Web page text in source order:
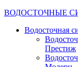
ВОДОСТОЧНЫЕ
Престиж